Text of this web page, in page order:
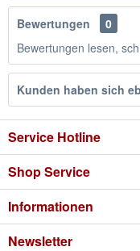
Bewertungen
0
Bewertungen lesen,
Kunden haben sich
Service Hotline
Shop Service
Informationen
Newsletter